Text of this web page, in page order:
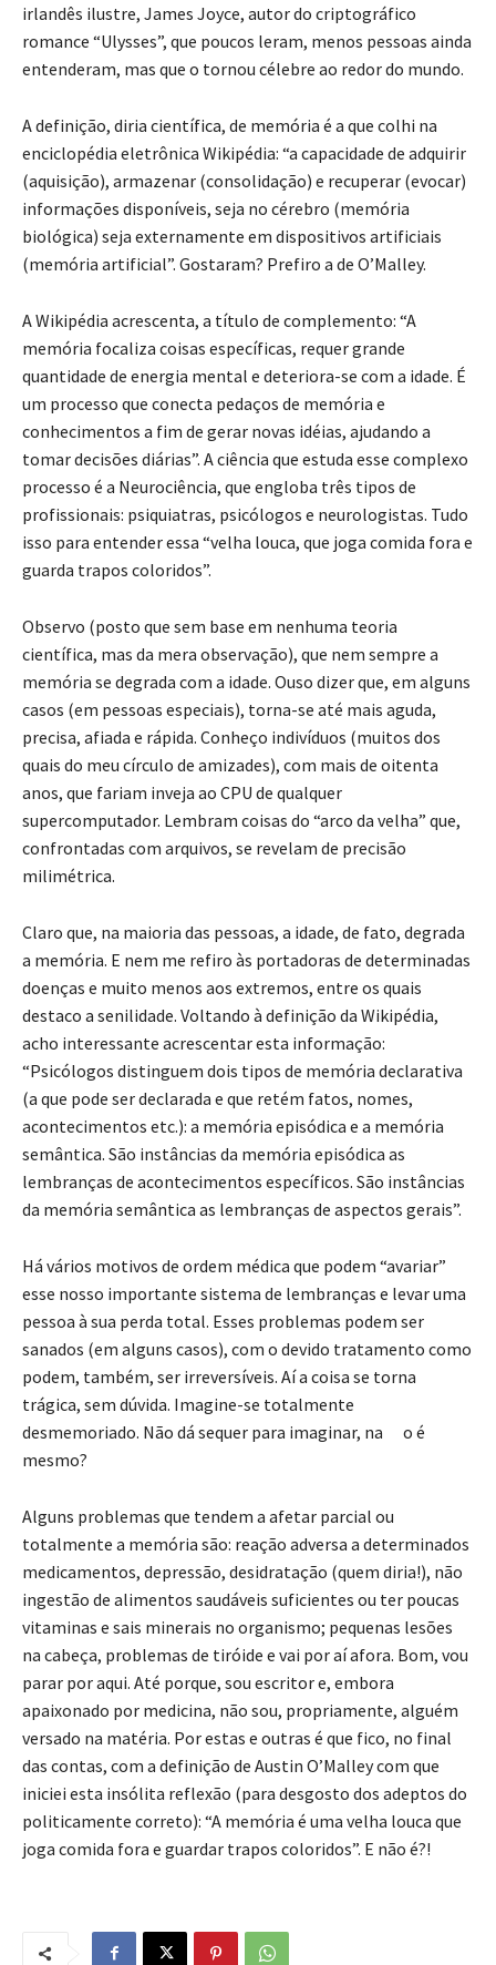
irlandês ilustre, James Joyce, autor do criptográfico
romance “Ulysses”, que poucos leram, menos pessoas ainda
entenderam, mas que o tornou célebre ao redor do mundo.
A definição, diria científica, de memória é a que colhi na
enciclopédia eletrônica Wikipédia: “a capacidade de adquirir
(aquisição), armazenar (consolidação) e recuperar (evocar)
informações disponíveis, seja no cérebro (memória
biológica) seja externamente em dispositivos artificiais
(memória artificial”. Gostaram? Prefiro a de O’Malley.
A Wikipédia acrescenta, a título de complemento: “A
memória focaliza coisas específicas, requer grande
quantidade de energia mental e deteriora-se com a idade. É
um processo que conecta pedaços de memória e
conhecimentos a fim de gerar novas idéias, ajudando a
tomar decisões diárias”. A ciência que estuda esse complexo
processo é a Neurociência, que engloba três tipos de
profissionais: psiquiatras, psicólogos e neurologistas. Tudo
isso para entender essa “velha louca, que joga comida fora e
guarda trapos coloridos”.
Observo (posto que sem base em nenhuma teoria
científica, mas da mera observação), que nem sempre a
memória se degrada com a idade. Ouso dizer que, em alguns
casos (em pessoas especiais), torna-se até mais aguda,
precisa, afiada e rápida. Conheço indivíduos (muitos dos
quais do meu círculo de amizades), com mais de oitenta
anos, que fariam inveja ao CPU de qualquer
supercomputador. Lembram coisas do “arco da velha” que,
confrontadas com arquivos, se revelam de precisão
milimétrica.
Claro que, na maioria das pessoas, a idade, de fato, degrada
a memória. E nem me refiro às portadoras de determinadas
doenças e muito menos aos extremos, entre os quais
destaco a senilidade. Voltando à definição da Wikipédia,
acho interessante acrescentar esta informação:
“Psicólogos distinguem dois tipos de memória declarativa
(a que pode ser declarada e que retém fatos, nomes,
acontecimentos etc.): a memória episódica e a memória
semântica. São instâncias da memória episódica as
lembranças de acontecimentos específicos. São instâncias
da memória semântica as lembranças de aspectos gerais”.
Há vários motivos de ordem médica que podem “avariar”
esse nosso importante sistema de lembranças e levar uma
pessoa à sua perda total. Esses problemas podem ser
sanados (em alguns casos), com o devido tratamento como
podem, também, ser irreversíveis. Aí a coisa se torna
trágica, sem dúvida. Imagine-se totalmente
desmemoriado. Não dá sequer para imaginar, na o é
mesmo?
Alguns problemas que tendem a afetar parcial ou
totalmente a memória são: reação adversa a determinados
medicamentos, depressão, desidratação (quem diria!), não
ingestão de alimentos saudáveis suficientes ou ter poucas
vitaminas e sais minerais no organismo; pequenas lesões
na cabeça, problemas de tiróide e vai por aí afora. Bom, vou
parar por aqui. Até porque, sou escritor e, embora
apaixonado por medicina, não sou, propriamente, alguém
versado na matéria. Por estas e outras é que fico, no final
das contas, com a definição de Austin O’Malley com que
iniciei esta insólita reflexão (para desgosto dos adeptos do
politicamente correto): “A memória é uma velha louca que
joga comida fora e guardar trapos coloridos”. E não é?!